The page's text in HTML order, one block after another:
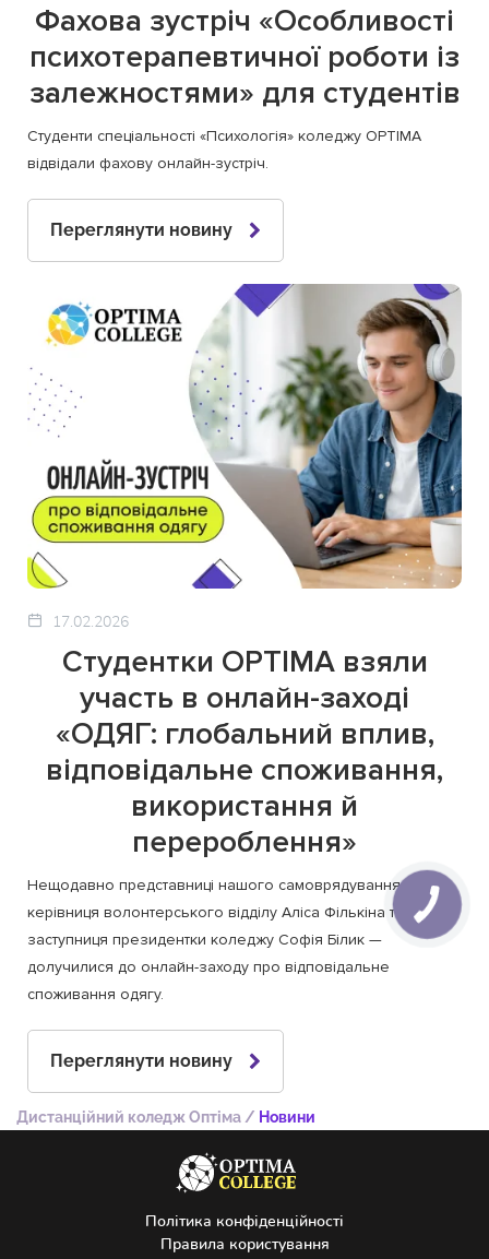
Фахова зустріч «Особливості
психотерапевтичної роботи із
залежностями» для студентів
Студенти спеціальності «Психологія» коледжу OPTIMA
відвідали фахову онлайн-зустріч.
Переглянути новину
17.02.2026
Студентки OPTIMA взяли
участь в онлайн-заході
«ОДЯГ: глобальний вплив,
відповідальне споживання,
використання й
перероблення»
Нещодавно представниці нашого самоврядування —
керівниця волонтерського відділу Аліса Фількіна та перша
заступниця президентки коледжу Софія Білик —
долучилися до онлайн-заходу про відповідальне
споживання одягу.
Переглянути новину
Дистанційний коледж Оптіма / Новини
Політика конфіденційності
Правила користування